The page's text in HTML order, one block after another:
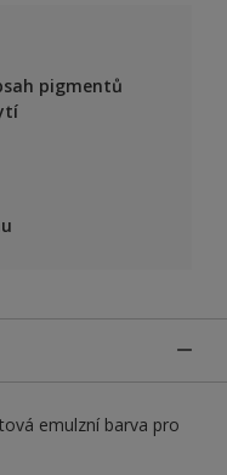
pigmentů
emulzní barva pro